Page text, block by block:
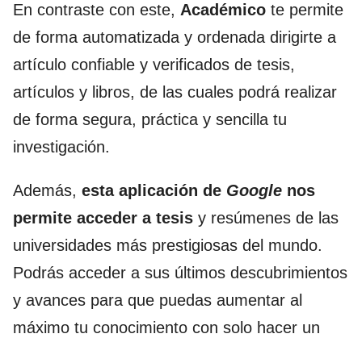
En contraste con este, Académico te permite
de forma automatizada y ordenada dirigirte a
artículo confiable y verificados de tesis,
artículos y libros, de las cuales podrá realizar
de forma segura, práctica y sencilla tu
investigación.
Además, esta aplicación de Google nos
permite acceder a tesis y resúmenes de las
universidades más prestigiosas del mundo.
Podrás acceder a sus últimos descubrimientos
y avances para que puedas aumentar al
máximo tu conocimiento con solo hacer un